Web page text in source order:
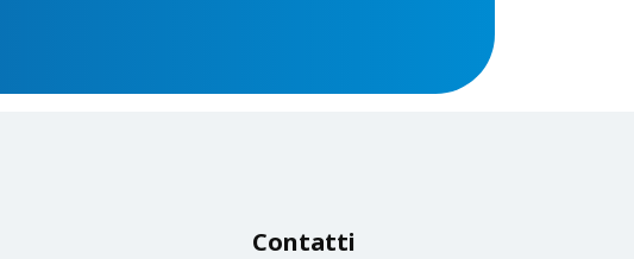
Contatti